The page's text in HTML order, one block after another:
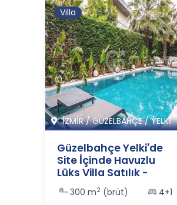
Villa
İZMİR/GÜZELBAHÇE/YELKİ
Güzelbahçe Yelki'de
Site İçinde Havuzlu
Lüks Villa Satılık -
365562
300 m2 (brüt) 4+1